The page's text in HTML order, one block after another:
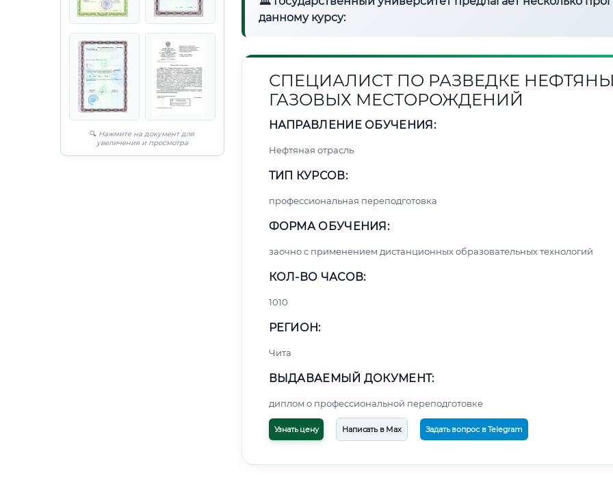
🔍 Нажмите на документ для
увеличения и просмотра
данному курсу:
СПЕЦИАЛИСТ ПО РАЗВЕДКЕ
ГАЗОВЫХ МЕСТОРОЖДЕНИЙ
НАПРАВЛЕНИЕ ОБУЧЕНИЯ:
Нефтяная отрасль
ТИП КУРСОВ:
профессиональная переподготовка
ФОРМА ОБУЧЕНИЯ:
заочно с применением дистанционных образовательных технологий
КОЛ-ВО ЧАСОВ:
1010
РЕГИОН:
Чита
ВЫДАВАЕМЫЙ ДОКУМЕНТ:
диплом о профессиональной переподготовке
Узнать цену Написать в Max Задать вопрос в Telegram